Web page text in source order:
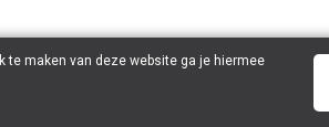
te maken van deze website ga je hiermee